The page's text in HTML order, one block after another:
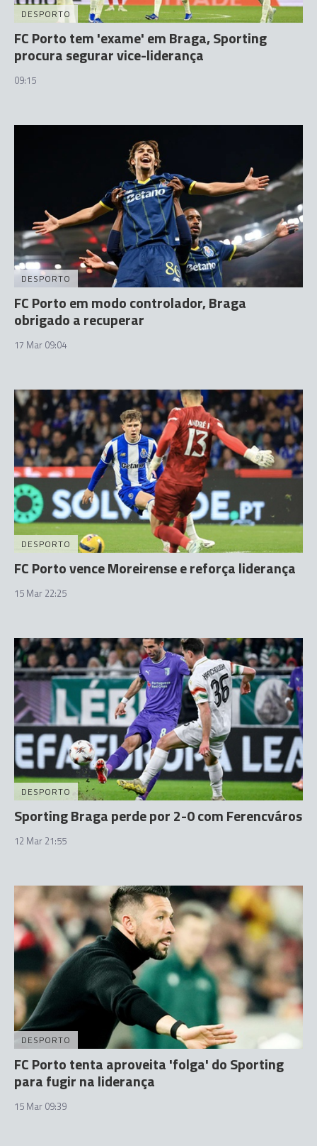
DESPORTO
FC Porto tem 'exame' em Braga, Sporting
procura segurar vice-liderança
09:15
DESPORTO
FC Porto em modo controlador, Braga
obrigado a recuperar
17 Mar 09:04
DESPORTO
FC Porto vence Moreirense e reforça liderança
15 Mar 22:25
DESPORTO
Sporting Braga perde por 2-0 com Ferencváros
12 Mar 21:55
DESPORTO
FC Porto tenta aproveita 'folga' do Sporting
para fugir na liderança
15 Mar 09:39